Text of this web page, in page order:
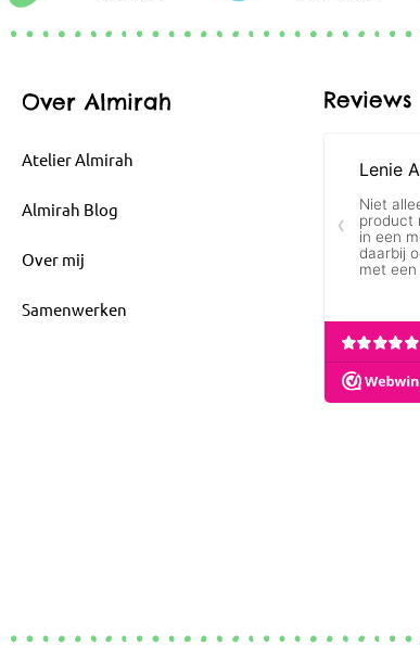
Over Almirah
Atelier Almirah
Almirah Blog
Over mij
Samenwerken
Reviews